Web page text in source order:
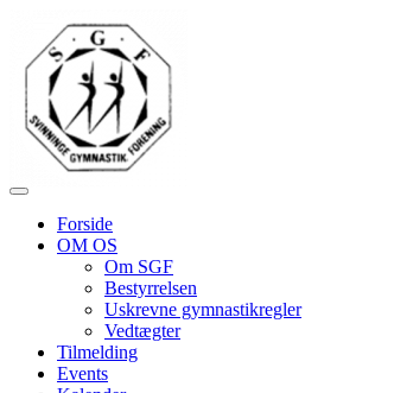
Forside
OM OS
Om SGF
Bestyrrelsen
Uskrevne gymnastikregler
Vedtægter
Tilmelding
Events